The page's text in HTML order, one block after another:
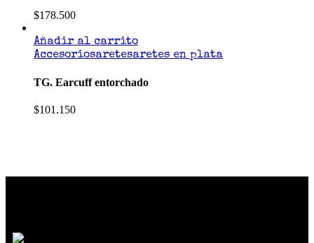
$178.500
Añadir al carrito
Accesoriosaretesaretes en plata
TG. Earcuff entorchado
$101.150